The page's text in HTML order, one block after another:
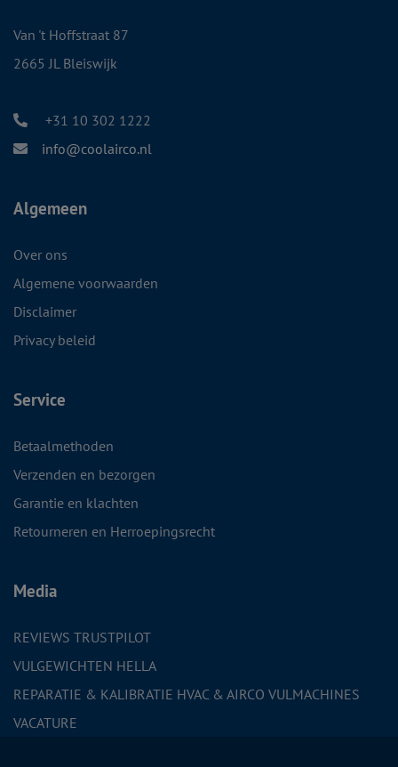
Van 't Hoffstraat 87
2665 JL Bleiswijk
+31 10 302 1222
info@coolairco.nl
Algemeen
Over ons
Algemene voorwaarden
Disclaimer
Privacy beleid
Service
Betaalmethoden
Verzenden en bezorgen
Garantie en klachten
Retourneren en Herroepingsrecht
Media
REVIEWS TRUSTPILOT
VULGEWICHTEN HELLA
REPARATIE & KALIBRATIE HVAC & AIRCO VULMACHINES
VACATURE